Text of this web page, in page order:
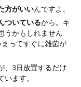
方がいいんですよ。
ついているから。キ
うかもしれません
ってすぐに雑菌が
、3日放置するだけ
ます。